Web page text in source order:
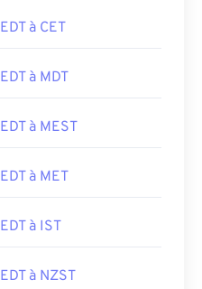
EDT à CET
EDT à MDT
EDT à MEST
EDT à MET
EDT à IST
EDT à NZST